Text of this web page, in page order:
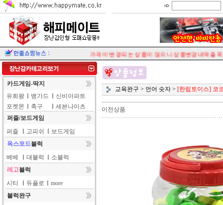
가격이 변경되는 상품이 많으니 상품변경내역을 꼭
카드게임-딱지
유희왕
뱅가드
신비아파트
포켓몬
축구
세븐나이츠
퍼즐/보드게임
퍼즐
고피쉬
보드게임
옥스포드블럭
베베
대블럭
소블럭
레고블럭
시티
듀플로
more
블럭완구
교육완구 > 언어 숫자 > [한립토이스] 코
이전상품